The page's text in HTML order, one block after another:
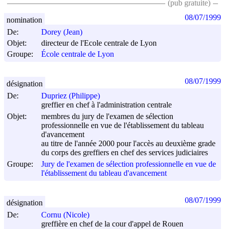
(pub gratuite)
De:
Dorey (Jean)
Objet:
directeur de l'Ecole centrale de Lyon
Groupe:
École centrale de Lyon
nomination 08/07/1999
De:
Dupriez (Philippe)
greffier en chef à l'administration centrale
Objet:
membres du jury de l'examen de sélection
professionnelle en vue de l'établissement du tableau
d'avancement
au titre de l'année 2000 pour l'accès au deuxième grade
du corps des greffiers en chef des services judiciaires
Groupe:
Jury de l'examen de sélection professionnelle en vue de
l'établissement du tableau d'avancement
désignation 08/07/1999
De:
Cornu (Nicole)
greffière en chef de la cour d'appel de Rouen
désignation 08/07/1999